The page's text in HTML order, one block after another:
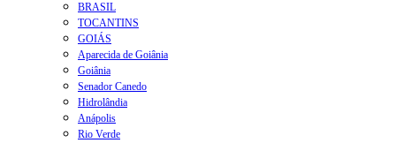
BRASIL
TOCANTINS
GOIÁS
Aparecida de Goiânia
Goiânia
Senador Canedo
Hidrolândia
Anápolis
Rio Verde